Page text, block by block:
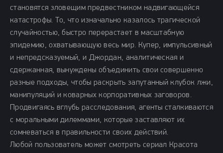
становятся зловещим предвестником надвигающейся
катастрофы. То, что изначально казалось трагической
случайностью, быстро перерастает в масштабную
эпидемию, охватывающую весь мир. Купер, импульсивный
и непредсказуемый, и Джордан, аналитическая и
сдержанная, вынуждены объединить свои совершенно
разные подходы, чтобы раскрыть запутанный клубок лжи,
манипуляций и коварных корпоративных заговоров.
Продвигаясь вглубь расследования, агенты сталкиваются
с моральными дилеммами, которые заставляют их
сомневаться в правильности своих действий.
Любой пользователь может смотреть сериал Красота